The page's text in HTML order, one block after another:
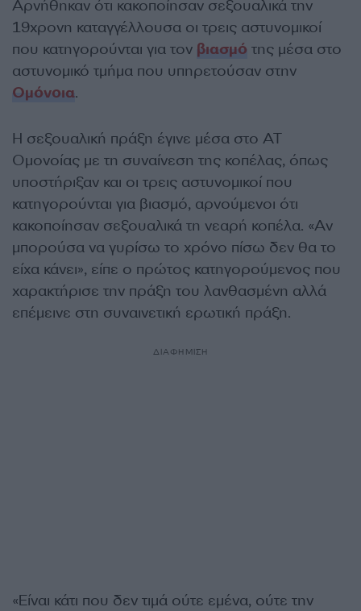
Αρνήθηκαν ότι κακοποίησαν σεξουαλικά την
19χρονη καταγγέλλουσα οι τρεις αστυνομικοί
που κατηγορούνται για τον βιασμό της μέσα στο
αστυνομικό τμήμα που υπηρετούσαν στην
Ομόνοια.
Η σεξουαλική πράξη έγινε μέσα στο ΑΤ
Ομονοίας με τη συναίνεση της κοπέλας, όπως
υποστήριξαν και οι τρεις αστυνομικοί που
κατηγορούνται για βιασμό, αρνούμενοι ότι
κακοποίησαν σεξουαλικά τη νεαρή κοπέλα. «Αν
μπορούσα να γυρίσω το χρόνο πίσω δεν θα το
είχα κάνει», είπε ο πρώτος κατηγορούμενος που
χαρακτήρισε την πράξη του λανθασμένη αλλά
επέμεινε στη συναινετική ερωτική πράξη.
ΔΙΑΦΗΜΙΣΗ
«Είναι κάτι που δεν τιμά ούτε εμένα, ούτε την